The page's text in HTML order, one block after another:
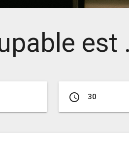
est
access_time 30